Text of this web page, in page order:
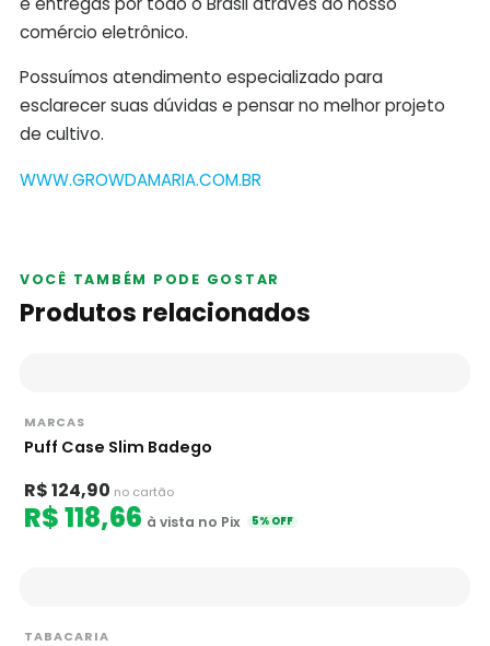
comércio eletrônico.
Possuímos atendimento especializado para
esclarecer suas dúvidas e pensar no melhor projeto
de cultivo.
WWW.GROWDAMARIA.COM.BR
VOCÊ TAMBÉM PODE GOSTAR
Produtos relacionados
MARCAS
Puff Case Slim Badego
R$ 124,90 no cartão
R$ 118,66 à vista no Pix 5% OFF
TABACARIA